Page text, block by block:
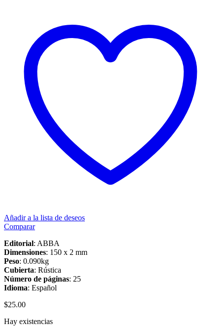
Añadir a la lista de deseos
Comparar
Editorial: ABBA
Dimensiones: 150 x 2 mm
Peso: 0.090kg
Cubierta: Rústica
Número de páginas: 25
Idioma: Español
$25.00
Hay existencias